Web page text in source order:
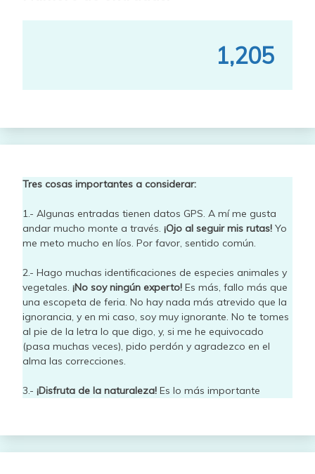
1,205
Tres cosas importantes a considerar:
1.- Algunas entradas tienen datos GPS. A mí me gusta
andar mucho monte a través. ¡Ojo al seguir mis rutas! Yo
me meto mucho en líos. Por favor, sentido común.
2.- Hago muchas identificaciones de especies animales y
vegetales. ¡No soy ningún experto! Es más, fallo más que
una escopeta de feria. No hay nada más atrevido que la
ignorancia, y en mi caso, soy muy ignorante. No te tomes
al pie de la letra lo que digo, y, si me he equivocado
(pasa muchas veces), pido perdón y agradezco en el
alma las correcciones.
3.- ¡Disfruta de la naturaleza! Es lo más importante